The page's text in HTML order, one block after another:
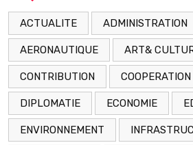
ACTUALITE ADMINISTRATION
AERONAUTIQUE ART&
CONTRIBUTION COOPERATION
DIPLOMATIE ECONOMIE
ENVIRONNEMENT